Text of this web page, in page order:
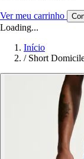
Ver meu carrinho
Loading...
Início
/ Short